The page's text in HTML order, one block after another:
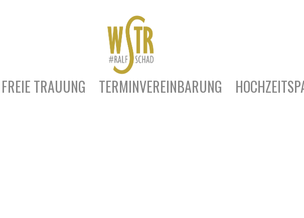
FREIE TRAUUNG TERMINVEREINBARUNG